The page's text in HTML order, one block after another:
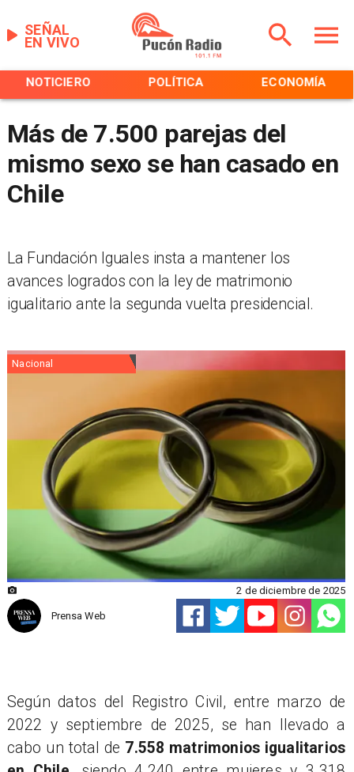
EN VIVO
SEÑAL
NOTICIERO POLÍTICA ECONOMÍA
Más de 7.500 parejas del
mismo sexo se han casado en
Chile
La Fundación Iguales insta a mantener los
avances logrados con la ley de matrimonio
igualitario ante la segunda vuelta presidencial.
Nacional
Prensa Web
2 de diciembre de 2025
Según datos del Registro Civil, entre marzo de
2022 y septiembre de 2025, se han llevado a
cabo un total de 7.558 matrimonios igualitarios